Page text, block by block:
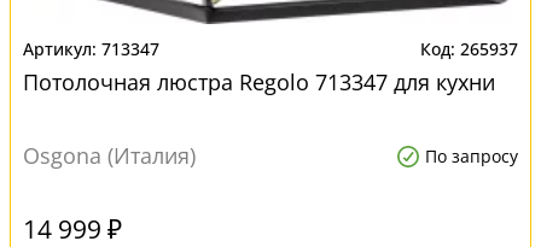
713347 265937
Потолочная люстра Regolo 713347 для кухни
Osgona (Италия) По запросу
14 999 ₽